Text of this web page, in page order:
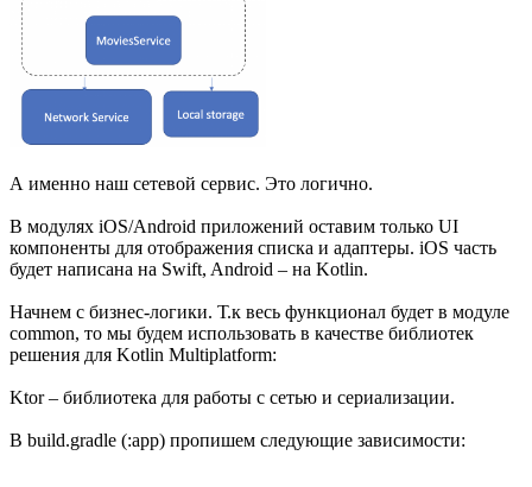
А именно наш сетевой сервис. Это логично.
В модулях iOS/Android приложений оставим только UI
компоненты для отображения списка и адаптеры. iOS часть
будет написана на Swift, Android – на Kotlin.
Начнем с бизнес-логики. Т.к весь функционал будет в модуле
common, то мы будем использовать в качестве библиотек
решения для Kotlin Multiplatform:
Ktor – библиотека для работы с сетью и сериализации.
В build.gradle (:app) пропишем следующие зависимости: